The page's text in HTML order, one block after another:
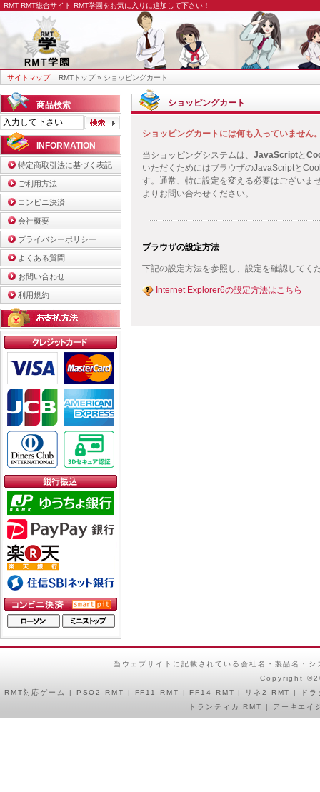
RMT RMT総合サイト RMT学園をお気に入りに追加して下さい！
サイトマップ RMTトップ» ショッピングカート
商品検索
INFORMATION
特定商取引法に基づく表記
ご利用方法
コンビニ決済
会社概要
プライバシーポリシー
よくある質問
お問い合わせ
利用規約
ショッピングカート
ショッピングカートには何も入っていません
当ショッピングシステムは、 JavaScriptと
いただくためにはブラウザのJavaScriptと
す。通常、特に設定を変える必要はございま
よりお問い合わせください。
ブラウザの設定方法
下記の設定方法を参照し、設定を確認してく
Internet Explorer6の設定方法はこちら
当ウェブサイトに記載されている会社名・製品名・
Copyright
RMT対応ゲーム | PSO2 RMT | FF11 RMT |FF14 RMT | リネ2 RMT |
ド
トランティカ RMT
| アーキエイ